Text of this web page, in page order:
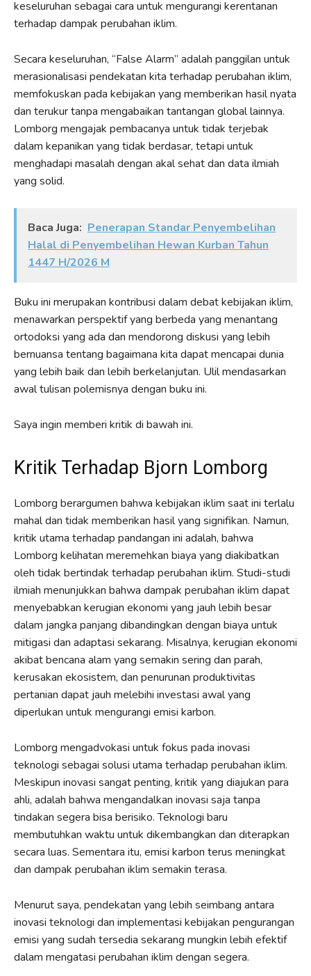
keseluruhan sebagai cara untuk mengurangi kerentanan
terhadap dampak perubahan iklim.
Secara keseluruhan, “False Alarm” adalah panggilan untuk
merasionalisasi pendekatan kita terhadap perubahan iklim,
memfokuskan pada kebijakan yang memberikan hasil nyata
dan terukur tanpa mengabaikan tantangan global lainnya.
Lomborg mengajak pembacanya untuk tidak terjebak
dalam kepanikan yang tidak berdasar, tetapi untuk
menghadapi masalah dengan akal sehat dan data ilmiah
yang solid.
Baca Juga: Penerapan Standar Penyembelihan
Halal di Penyembelihan Hewan Kurban Tahun
1447 H/2026 M
Buku ini merupakan kontribusi dalam debat kebijakan iklim,
menawarkan perspektif yang berbeda yang menantang
ortodoksi yang ada dan mendorong diskusi yang lebih
bernuansa tentang bagaimana kita dapat mencapai dunia
yang lebih baik dan lebih berkelanjutan. Ulil mendasarkan
awal tulisan polemisnya dengan buku ini.
Saya ingin memberi kritik di bawah ini.
Kritik Terhadap Bjorn Lomborg
Lomborg berargumen bahwa kebijakan iklim saat ini terlalu
mahal dan tidak memberikan hasil yang signifikan. Namun,
kritik utama terhadap pandangan ini adalah, bahwa
Lomborg kelihatan meremehkan biaya yang diakibatkan
oleh tidak bertindak terhadap perubahan iklim. Studi-studi
ilmiah menunjukkan bahwa dampak perubahan iklim dapat
menyebabkan kerugian ekonomi yang jauh lebih besar
dalam jangka panjang dibandingkan dengan biaya untuk
mitigasi dan adaptasi sekarang. Misalnya, kerugian ekonomi
akibat bencana alam yang semakin sering dan parah,
kerusakan ekosistem, dan penurunan produktivitas
pertanian dapat jauh melebihi investasi awal yang
diperlukan untuk mengurangi emisi karbon.
Lomborg mengadvokasi untuk fokus pada inovasi
teknologi sebagai solusi utama terhadap perubahan iklim.
Meskipun inovasi sangat penting, kritik yang diajukan para
ahli, adalah bahwa mengandalkan inovasi saja tanpa
tindakan segera bisa berisiko. Teknologi baru
membutuhkan waktu untuk dikembangkan dan diterapkan
secara luas. Sementara itu, emisi karbon terus meningkat
dan dampak perubahan iklim semakin terasa.
Menurut saya, pendekatan yang lebih seimbang antara
inovasi teknologi dan implementasi kebijakan pengurangan
emisi yang sudah tersedia sekarang mungkin lebih efektif
dalam mengatasi perubahan iklim dengan segera.